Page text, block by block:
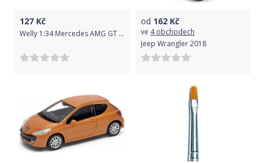
127 Kč
Welly 1:34 Mercedes AMG GT Červená
od 162 Kč
ve 4 obchodech
Jeep Wrangler 2018